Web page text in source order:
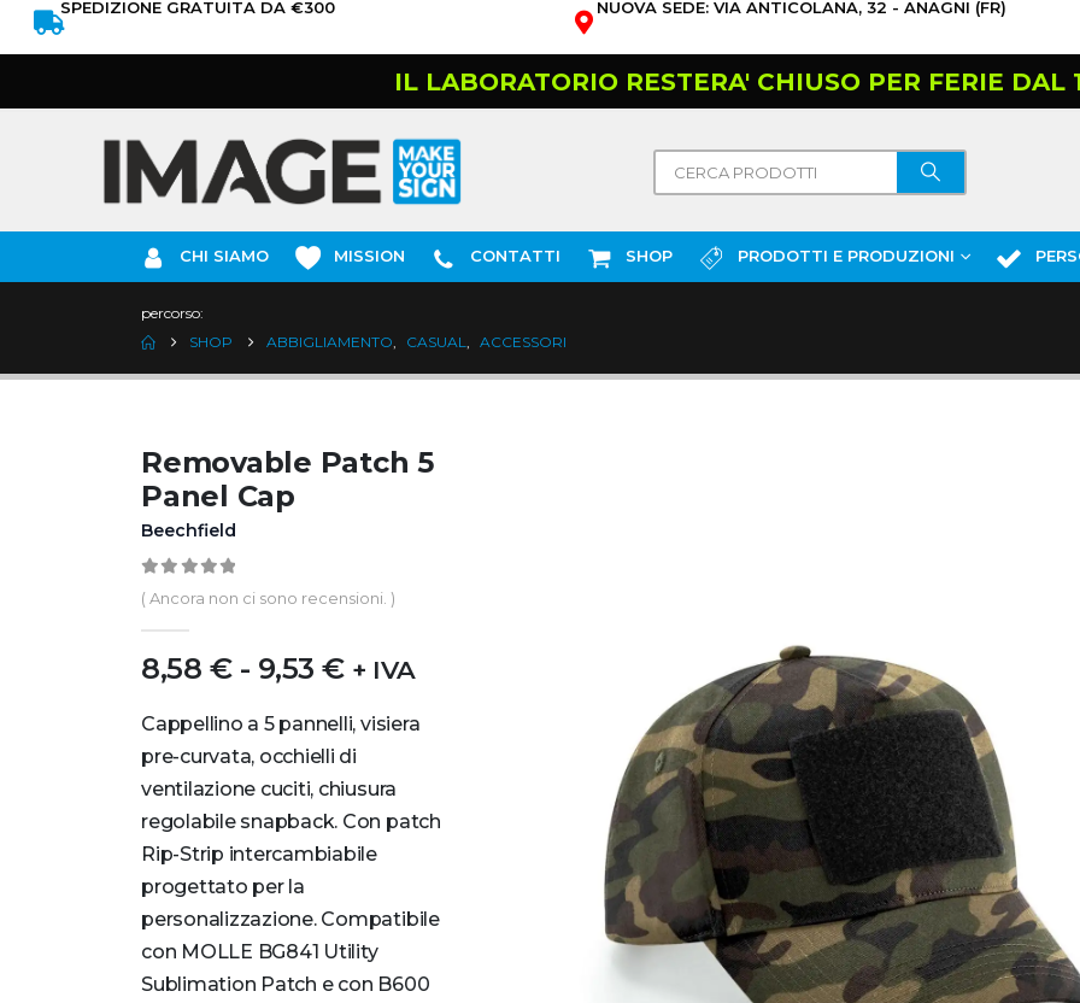
SPEDIZIONE GRATUITA DA €300 NUOVA SEDE: VIA ANTICOLANA, 32 - ANAGNI (FR)
IL LABORATORIO RESTERA' CHIUSO PER FERIE DAL
CHI SIAMO MISSION CONTATTI SHOP PRODOTTI E PRODUZIONI
percorso:
SHOP
ABBIGLIAMENTO, CASUAL, ACCESSORI
Removable Patch 5
Panel Cap
Beechfield
0out of 5
( Ancora non ci sono recensioni. )
8,58 € - 9,53€ + IVA
Cappellino a 5 pannelli, visiera
pre-curvata, occhielli di
ventilazione cuciti, chiusura
regolabile snapback. Con patch
Rip-Strip intercambiabile
progettato per la
personalizzazione. Compatibile
con MOLLE BG841 Utility
Sublimation Patch e con B600